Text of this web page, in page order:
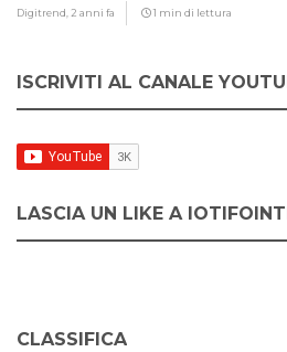
Digitrend, 2 anni fa 1 min di lettura
ISCRIVITI AL CANALE
LASCIA UN LIKE A
CLASSIFICA